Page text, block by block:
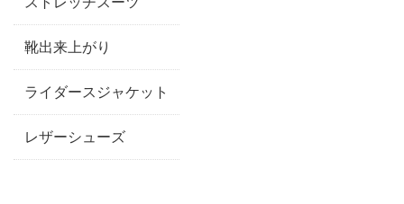
靴出来上がり
ライダースジャケット
レザーシューズ